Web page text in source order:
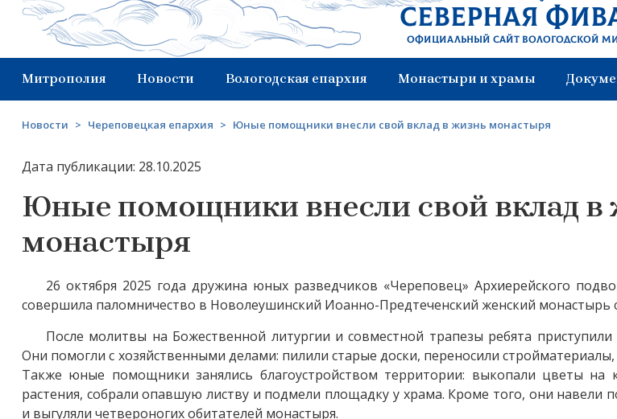
Северная
Официальный сайт Вологодской
Митрополия Новости Вологодская епархия Монастыри и храмы
Новости > Череповецкая епархия > Юные помощники внесли свой вклад в жизнь монастыря
Дата публикации: 28.10.2025
Юные помощники внесли свой вклад в
монастыря
26 октября 2025 года дружина юных разведчиков «Череповец» Архиерейского
совершила паломничество в Новолеушинский Иоанно-Предтеченский женский монастырь
После молитвы на Божественной литургии и совместной трапезы ребята
Они помогли с хозяйственными делами: пилили старые доски, переносили
Также юные помощники занялись благоустройством территории: выкопали цветы на
растения, собрали опавшую листву и подмели площадку у храма. Кроме того, они навели
и выгуляли четвероногих обитателей монастыря.